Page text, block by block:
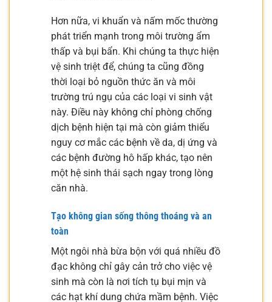
Hơn nữa, vi khuẩn và nấm mốc thường
phát triển mạnh trong môi trường ẩm
thấp và bụi bẩn. Khi chúng ta thực hiện
vệ sinh triệt để, chúng ta cũng đồng
thời loại bỏ nguồn thức ăn và môi
trường trú ngụ của các loại vi sinh vật
này. Điều này không chỉ phòng chống
dịch bệnh hiện tại mà còn giảm thiểu
nguy cơ mắc các bệnh về da, dị ứng và
các bệnh đường hô hấp khác, tạo nên
một hệ sinh thái sạch ngay trong lòng
căn nhà.
Tạo không gian sống thông thoáng và an
toàn
Một ngôi nhà bừa bộn với quá nhiều đồ
đạc không chỉ gây cản trở cho việc vệ
sinh mà còn là nơi tích tụ bụi mịn và
các hạt khí dung chứa mầm bệnh. Việc